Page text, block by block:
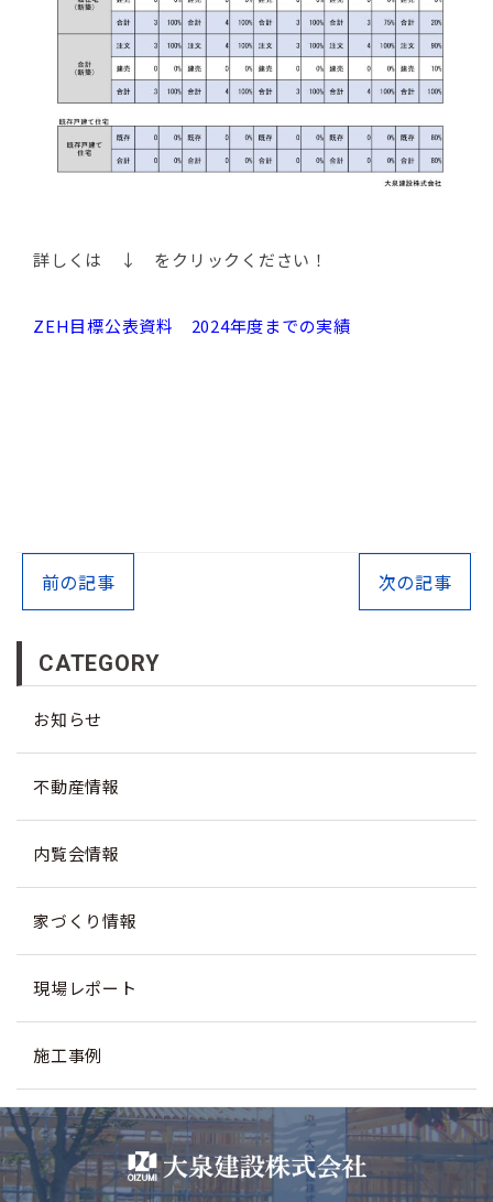
詳しくは ↓ をクリックください！
ZEH目標公表資料 2024年度までの実績
前の記事 次の記事
CATEGORY
お知らせ
不動産情報
内覧会情報
家づくり情報
現場レポート
施工事例